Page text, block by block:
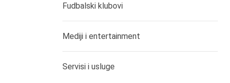
Fudbalski klubovi
Mediji i entertainment
Servisi i usluge